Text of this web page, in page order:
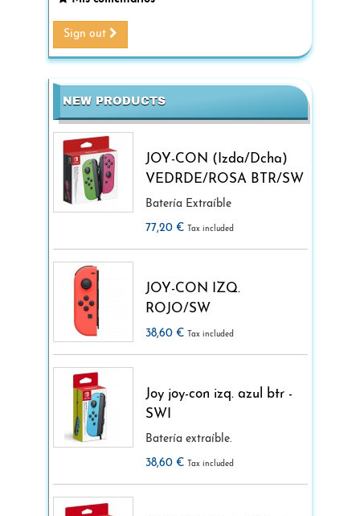
Sign out
NEW PRODUCTS
JOY-CON (Izda/Dcha)
VEDRDE/ROSA BTR/SW
Batería Extraíble
77,20 €
Tax included
JOY-CON IZQ.
ROJO/SW
38,60 € Tax included
Joy joy-con izq. azul btr -
SWI
Batería extraíble.
38,60 €
Tax included